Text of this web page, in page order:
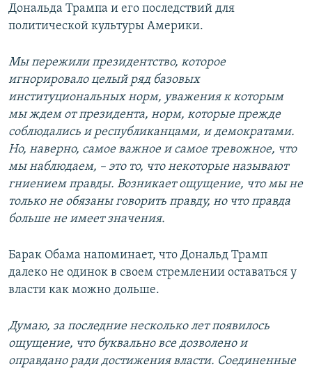
Дональда Трампа и его последствий для
политической культуры Америки.
Мы пережили президентство, которое
игнорировало целый ряд базовых
институциональных норм, уважения к которым
мы ждем от президента, норм, которые прежде
соблюдались и республиканцами, и демократами.
Но, наверно, самое важное и самое тревожное, что
мы наблюдаем, – это то, что некоторые называют
гниением правды. Возникает ощущение, что мы не
только не обязаны говорить правду, но что правда
больше не имеет значения.
Барак Обама напоминает, что Дональд Трамп
далеко не одинок в своем стремлении оставаться у
власти как можно дольше.
Думаю, за последние несколько лет появилось
ощущение, что буквально все дозволено и
оправдано ради достижения власти. Соединенные